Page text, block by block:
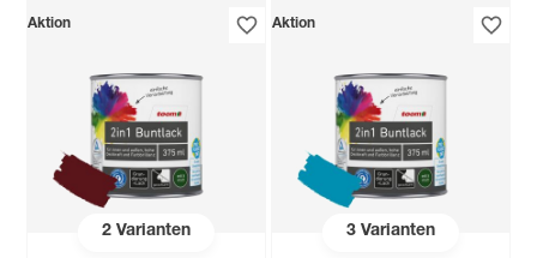
2Varianten
Aktion
3Varianten
Aktion